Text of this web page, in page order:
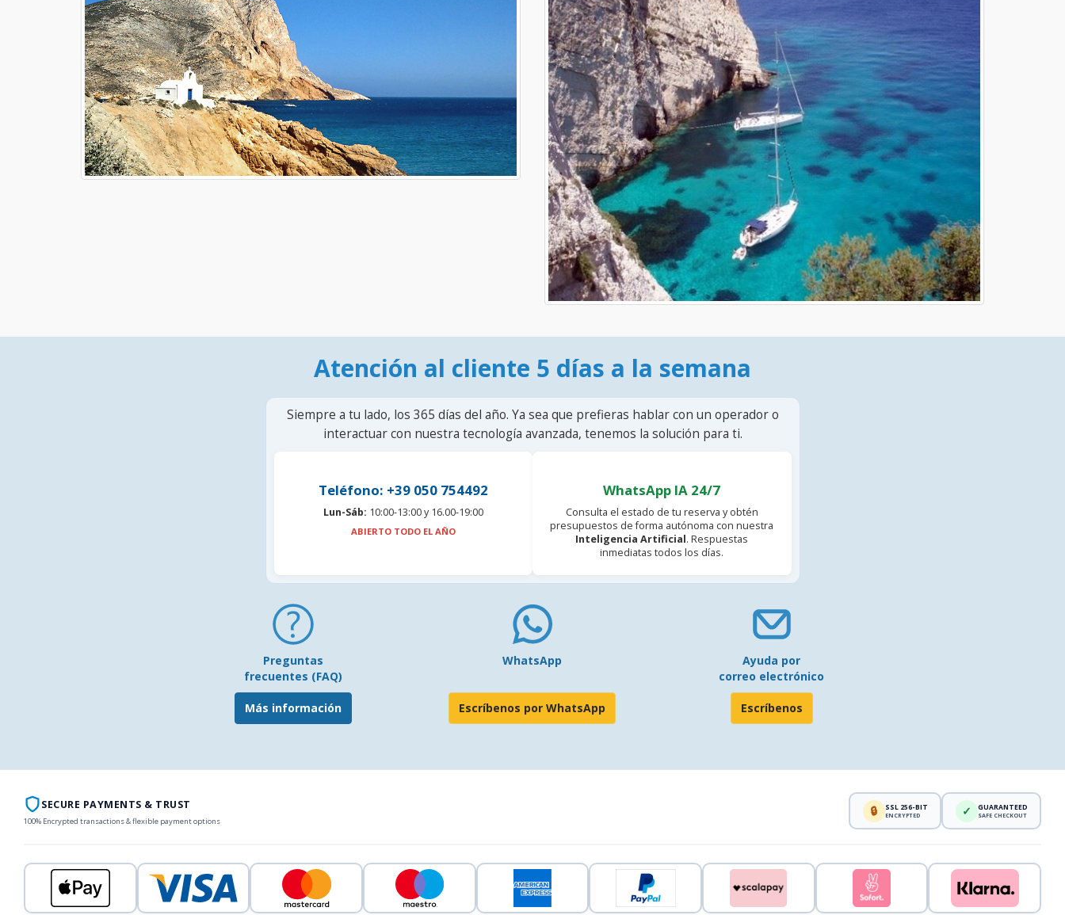
Atención al cliente 5 días a la semana
Siempre a tu lado, los 365 días del año. Ya sea que prefieras hablar con un operador o
interactuar con nuestra tecnología avanzada, tenemos la solución para ti.
Teléfono: +39 050 754492
Lun-Sáb: 10:00-13:00 y 16.00-19:00
ABIERTO TODO EL AÑO
WhatsApp IA 24/7
Consulta el estado de tu reserva y obtén
presupuestos de forma autónoma con nuestra
Inteligencia Artificial. Respuestas
inmediatas todos los días.
Preguntas
frecuentes (FAQ)
Más información
WhatsApp
Escríbenos por WhatsApp
Ayuda por
correo electrónico
Escríbenos
SECURE PAYMENTS & TRUST
100% Encrypted transactions & flexible payment options
🔒 SSL 256-BIT
ENCRYPTED ✓ GUARANTEED
SAFE CHECKOUT